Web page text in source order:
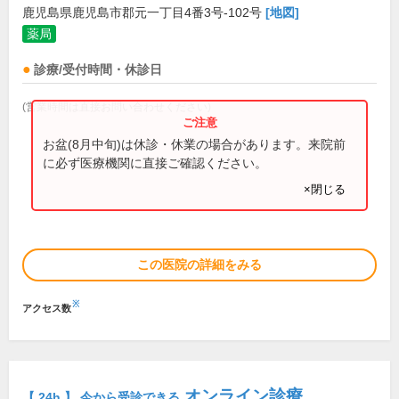
鹿児島県鹿児島市郡元一丁目4番3号-102号 [地図]
薬局
診療/受付時間・休診日
(営業時間は直接お問い合わせください)
お盆(8月中旬)は休診・休業の場合があります。来院前
に必ず医療機関に直接ご確認ください。
×閉じる
この医院の詳細をみる
アクセス数※